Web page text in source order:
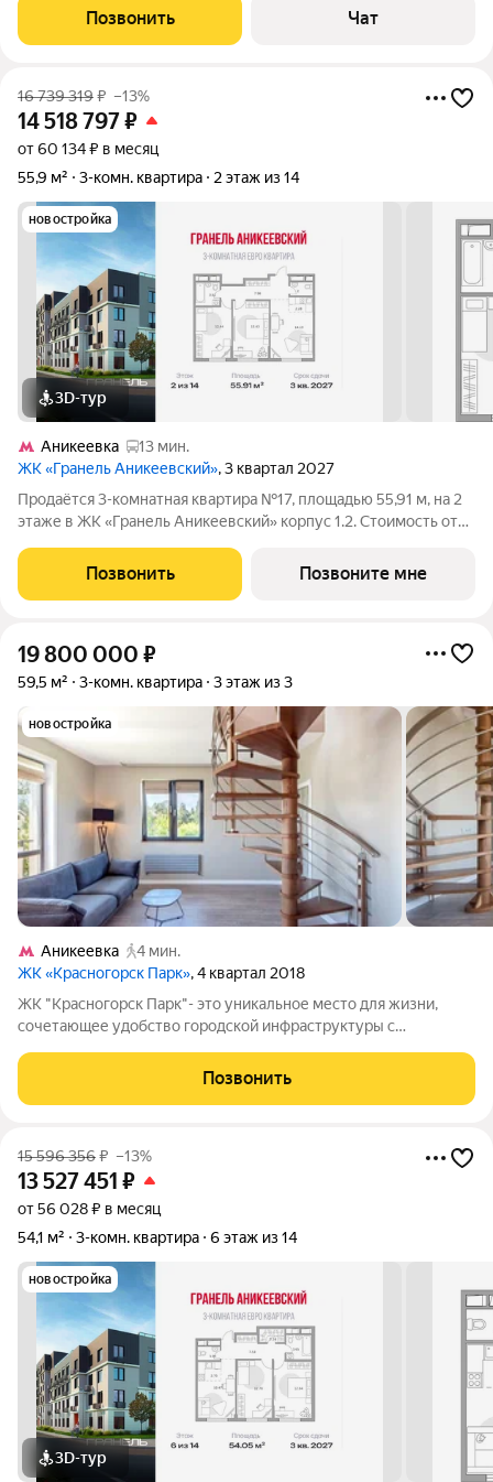
солнце, днём не жарко). Формат «заезжай и живи». ЖК
«Серебрица»
Позвонить Чат
16 739 319₽ –13%
14 518 797₽
от 60 134 ₽ в месяц
55,9 м²
3-комн. квартира 2 этаж из 14
новостройка
3D-тур
Аникеевка
13 мин.
ЖК «Гранель Аникеевский», 3 квартал 2027
Продаётся 3-комнатная квартира №17, площадью 55,91 м, на 2
этаже в ЖК «Гранель Аникеевский» корпус 1.2. Стоимость от
односторонняя, окна во двор. Проект расположился в
экологически чистом районе
Позвонить Позвоните мне
19 800 000 ₽
59,5 м² 3-комн. квартира 3 этаж из 3
новостройка
Аникеевка
4 мин.
ЖК «Красногорск Парк», 4 квартал 2018
ЖК "Красногорск Парк"- это уникальное место для жизни,
сочетающее удобство городской инфраструктуры с
экологически благоприятных районов. Предлагаем к продаже
двухуровневую квартиру с большой терассой
Позвонить
15 596 356₽ –13%
13 527 451 ₽
от 56 028 ₽ в месяц
54,1 м²
3-комн. квартира 6 этаж из 14
новостройка
3D-тур